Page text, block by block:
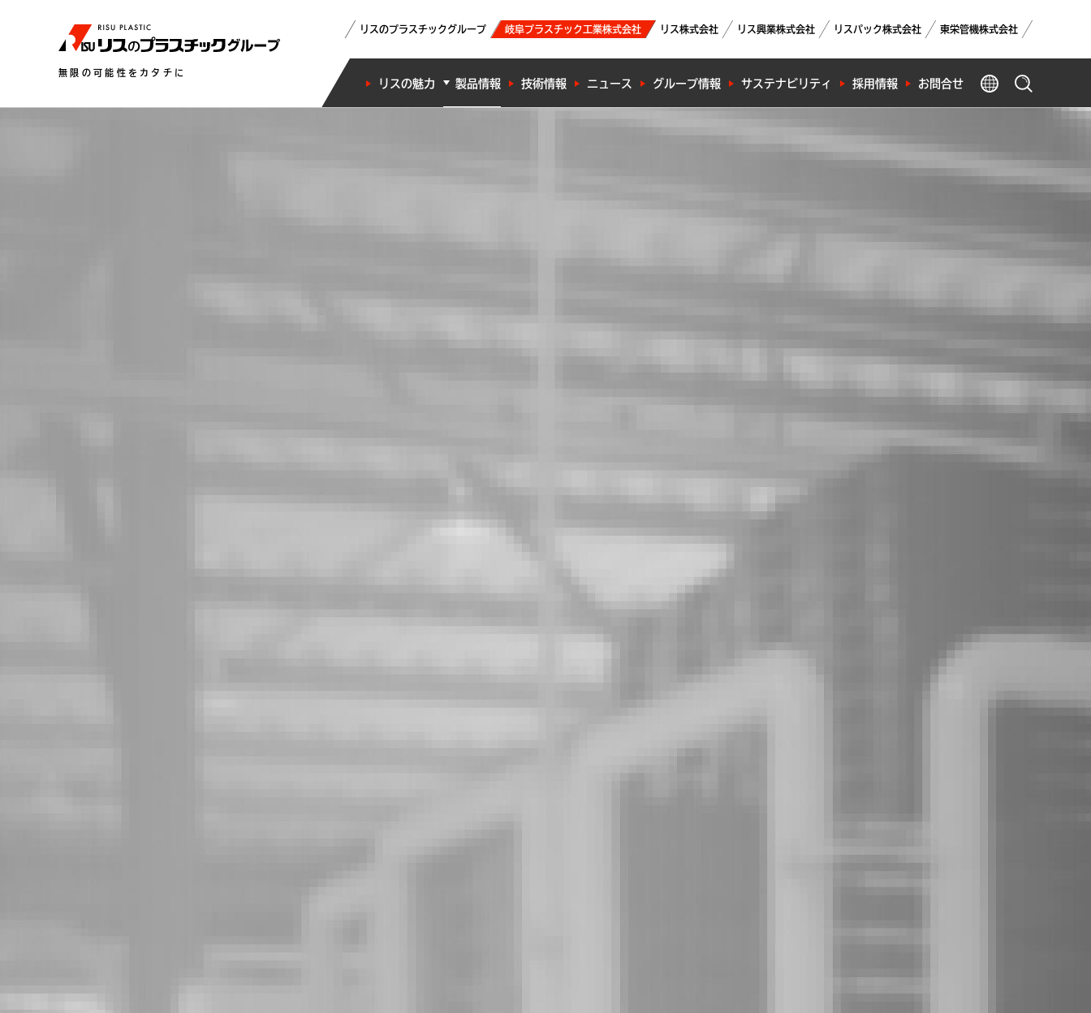
無限の可能性をカタチに
リスのプラスチックグループ 岐阜プラスチック工業株式会社 リス株式会社 リス興業株式会社 リスパック株式会社 東栄管機株式会社
リスの魅力 製品情報 技術情報 ニュース グループ情報 サステナビリティ 採用情報 お問合せ